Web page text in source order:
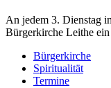
An jedem 3. Dienstag
Bürgerkirche Leithe
Bürgerkirche
Spiritualität
Termine